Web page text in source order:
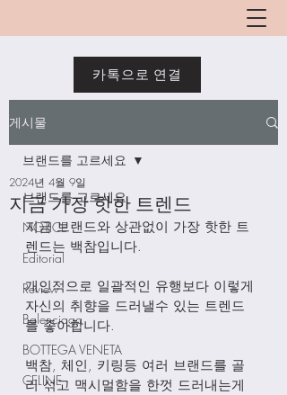
카톡으로 연결
게시물
브랜드를 고르세요
NOTICE
Editorial
Review
Balenciaga
BOTTEGA VENETA
CELINE
브랜드를 고르세요
지금 가장 핫한 트렌드
2024년 4월 9일
지금 브랜드와 상관없이 가장 핫한 트
렌드는 백참입니다.
개인적으로 일괄적인 유행보다 이렇게
자신의 취향을 드러낼수 있는 트렌드
를 좋아합니다.
백참, 체인, 키링등 여러 브랜드를 골
리 섞고 맥시멀함을 한껏 드러내는게